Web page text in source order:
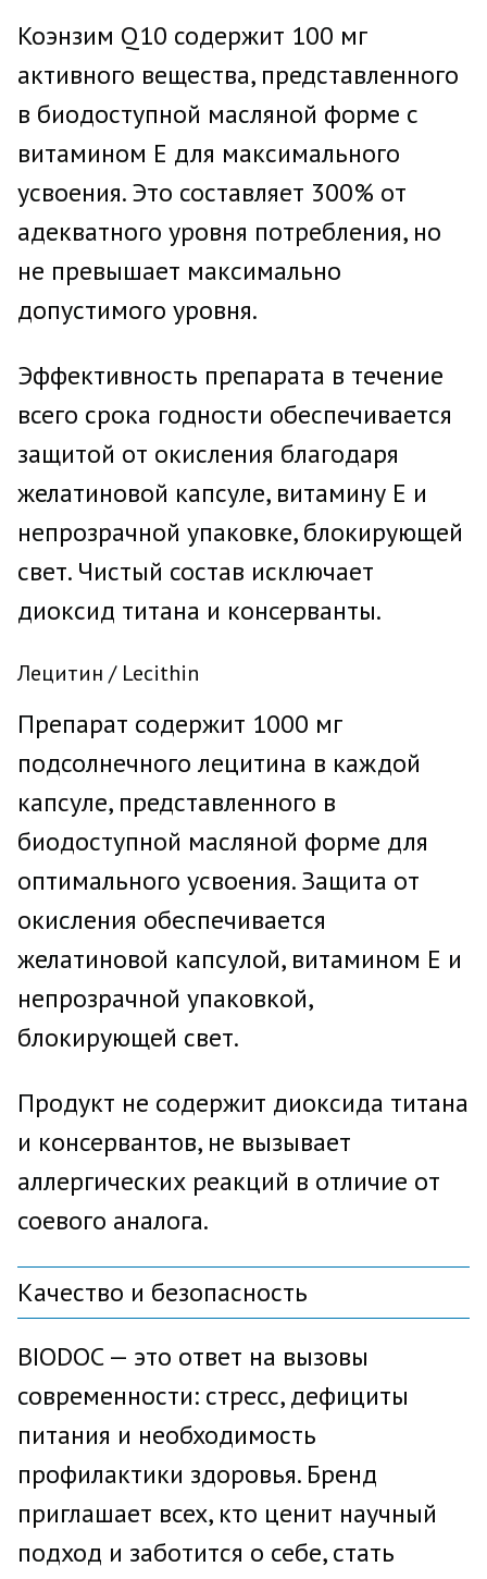
Коэнзим Q10 содержит 100 мг
активного вещества, представленного
в биодоступной масляной форме с
витамином Е для максимального
усвоения. Это составляет 300% от
адекватного уровня потребления, но
не превышает максимально
допустимого уровня.
Эффективность препарата в течение
всего срока годности обеспечивается
защитой от окисления благодаря
желатиновой капсуле, витамину Е и
непрозрачной упаковке, блокирующей
свет. Чистый состав исключает
диоксид титана и консерванты.
Лецитин / Lecithin
Препарат содержит 1000 мг
подсолнечного лецитина в каждой
капсуле, представленного в
биодоступной масляной форме для
оптимального усвоения. Защита от
окисления обеспечивается
желатиновой капсулой, витамином Е и
непрозрачной упаковкой,
блокирующей свет.
Продукт не содержит диоксида титана
и консервантов, не вызывает
аллергических реакций в отличие от
соевого аналога.
Качество и безопасность
BIODOC — это ответ на вызовы
современности: стресс, дефициты
питания и необходимость
профилактики здоровья. Бренд
приглашает всех, кто ценит научный
подход и заботится о себе, стать